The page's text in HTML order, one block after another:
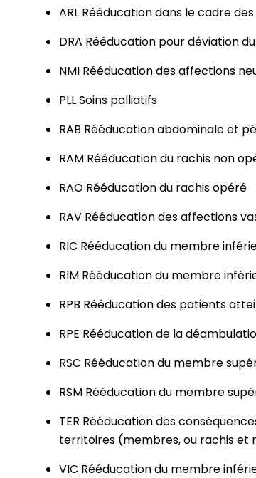
ARL Rééducation dans le cadre
DRA Rééducation pour déviation
NMI Rééducation des affections
PLL Soins palliatifs
RAB Rééducation abdominale et
RAM Rééducation du rachis non
RAO Rééducation du rachis opéré
RAV Rééducation des affections
RIC Rééducation du membre
RIM Rééducation du membre
RPB Rééducation des patients
RPE Rééducation de la
RSC Rééducation du membre
RSM Rééducation du membre
TER Rééducation des
territoires (membres, ou rachis et
VIC Rééducation du membre